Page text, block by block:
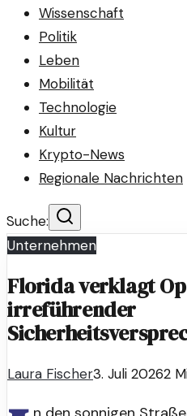
Wissenschaft
Politik
Leben
Mobilität
Technologie
Kultur
Krypto-News
Regionale Nachrichten
Suche:
Unternehmen
Florida verklagt
irreführender
Laura Fischer3. Juli 20262